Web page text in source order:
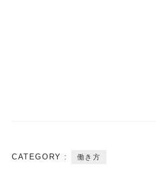
CATEGORY : 働き方